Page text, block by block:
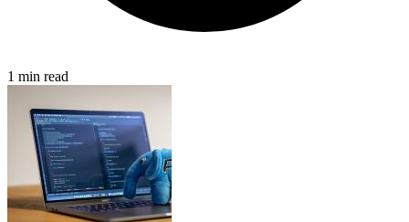
1 min read